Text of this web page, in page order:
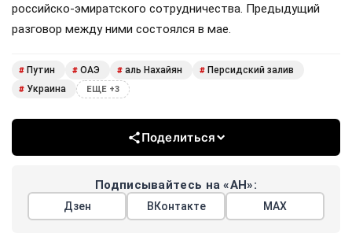
российско-эмиратского сотрудничества. Предыдущий
разговор между ними состоялся в мае.
# Путин # ОАЭ # аль Нахайян # Персидский залив
# Украина ЕЩЕ +3
Поделиться
Подписывайтесь на «АН»:
Дзен ВКонтакте МАХ